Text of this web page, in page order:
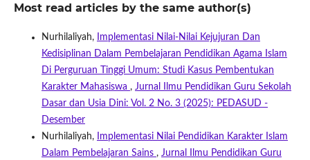
Most read articles by the same author(s)
Nurhilaliyah,
Implementasi Nilai-Nilai Kejujuran Dan
Kedisiplinan Dalam Pembelajaran Pendidikan Agama Islam
Di Perguruan Tinggi Umum: Studi Kasus Pembentukan
Karakter Mahasiswa , Jurnal Ilmu Pendidikan Guru Sekolah
Dasar dan Usia Dini: Vol. 2 No. 3 (2025): PEDASUD -
Desember
Nurhilaliyah,
Implementasi Nilai Pendidikan Karakter Islam
Dalam Pembelajaran Sains , Jurnal Ilmu Pendidikan Guru